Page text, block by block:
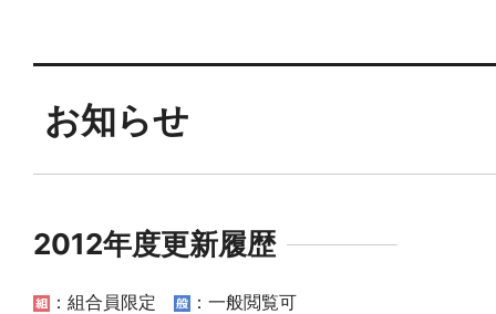
お知らせ
2012年度更新履歴
：組合員限定 ：一般閲覧可